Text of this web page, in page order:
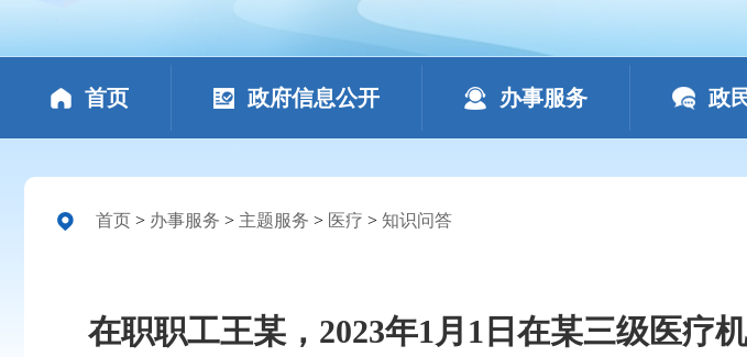
首页 政府信息公开 办事服务 政
首页 > 办事服务 > 主题服务 > 医疗 > 知识问答
在职职工王某，2023年1月1日在某三级医疗